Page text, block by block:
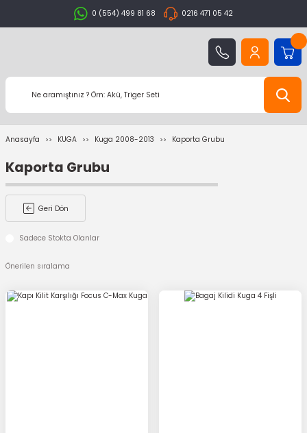
0 (554) 499 81 68 0216 471 05 42
Anasayfa KUGA Kuga 2008-2013 Kaporta Grubu
Kaporta Grubu
Geri Dön
Sadece Stokta Olanlar